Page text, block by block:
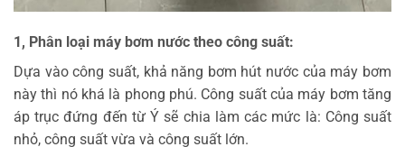
1, Phân loại máy bơm nước theo công suất:
Dựa vào công suất, khả năng bơm hút nước của máy bơm
này thì nó khá là phong phú. Công suất của máy bơm tăng
áp trục đứng đến từ Ý sẽ chia làm các mức là: Công suất
nhỏ, công suất vừa và công suất lớn.